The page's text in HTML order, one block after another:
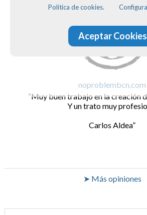
noproblembcn.com
Muy buen trabajo en la creación
Y un trato muy
Carlos Aldea
➤ Más opiniones
Política de cookies.
Aceptar Cookies